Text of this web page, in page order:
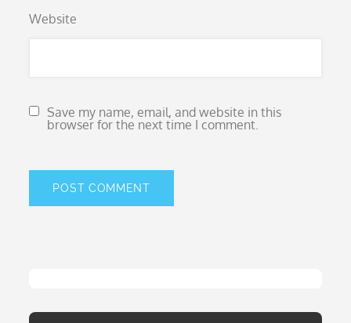
Website
Save my name, email, and website in this
browser for the next time I comment.